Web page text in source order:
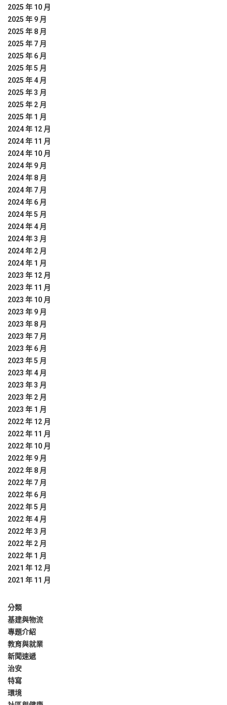
2025 年 10 月
2025 年 9 月
2025 年 8 月
2025 年 7 月
2025 年 6 月
2025 年 5 月
2025 年 4 月
2025 年 3 月
2025 年 2 月
2025 年 1 月
2024 年 12 月
2024 年 11 月
2024 年 10 月
2024 年 9 月
2024 年 8 月
2024 年 7 月
2024 年 6 月
2024 年 5 月
2024 年 4 月
2024 年 3 月
2024 年 2 月
2024 年 1 月
2023 年 12 月
2023 年 11 月
2023 年 10 月
2023 年 9 月
2023 年 8 月
2023 年 7 月
2023 年 6 月
2023 年 5 月
2023 年 4 月
2023 年 3 月
2023 年 2 月
2023 年 1 月
2022 年 12 月
2022 年 11 月
2022 年 10 月
2022 年 9 月
2022 年 8 月
2022 年 7 月
2022 年 6 月
2022 年 5 月
2022 年 4 月
2022 年 3 月
2022 年 2 月
2022 年 1 月
2021 年 12 月
2021 年 11 月
分類
基建與物流
專題介紹
教育與就業
新聞速遞
治安
特寫
環境